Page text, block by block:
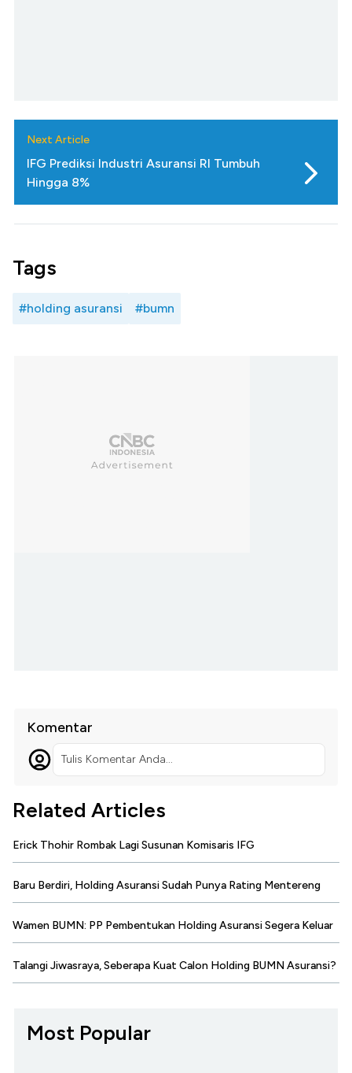
Next Article
IFG Prediksi Industri Asuransi RI Tumbuh
Hingga 8%
Tags
#holding asuransi #bumn
Komentar
Tulis Komentar Anda...
Related Articles
Erick Thohir Rombak Lagi Susunan Komisaris IFG
Baru Berdiri, Holding Asuransi Sudah Punya Rating Mentereng
Wamen BUMN: PP Pembentukan Holding Asuransi Segera Keluar
Talangi Jiwasraya, Seberapa Kuat Calon Holding BUMN Asuransi?
Most Popular